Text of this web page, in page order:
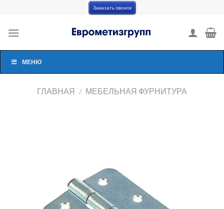
content
Заказать звонок
МЕНЮ
ГЛАВНАЯ / МЕБЕЛЬНАЯ ФУРНИТУРА